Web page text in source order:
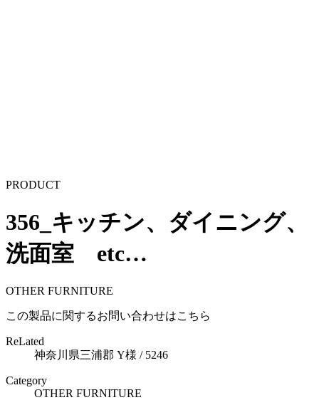
PRODUCT
356_キッチン、ダイニング、
洗面室 etc…
OTHER FURNITURE
この製品に関するお問い合わせはこちら
ReLated
神奈川県三浦郡 Y様 / 5246
Category
OTHER FURNITURE